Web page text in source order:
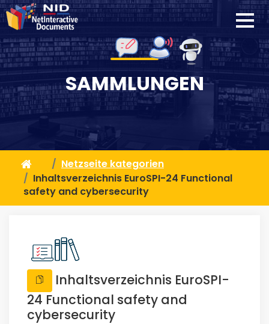
SAMMLUNGEN
Netzseite kategorien
Inhaltsverzeichnis EuroSPI-24 Functional
safety and cybersecurity
Inhaltsverzeichnis EuroSPI-
24 Functional safety and
cybersecurity